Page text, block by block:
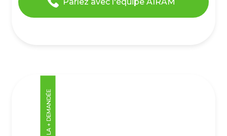
LA + DEMANDÉE